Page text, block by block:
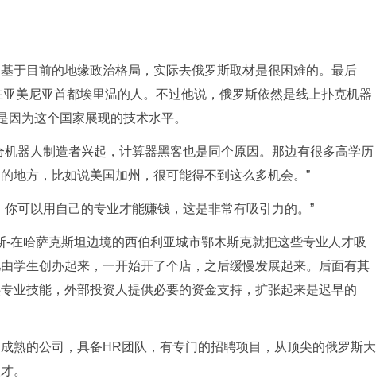
于目前的地缘政治格局，实际去俄罗斯取材是很困难的。最后
美尼亚首都埃里温的人。不过他说，俄罗斯依然是线上扑克机器
因为这个国家展现的技术水平。
器人制造者兴起，计算器黑客也是同个原因。那边有很多高学历
地方，比如说美国加州，很可能得不到这么多机会。”
可以用自己的专业才能赚钱，这是非常有吸引力的。”
在哈萨克斯坦边境的西伯利亚城市鄂木斯克就把这些专业人才吸
学生创办起来，一开始开了个店，之后缓慢发展起来。后面有其
业技能，外部投资人提供必要的资金支持，扩张起来是迟早的
熟的公司，具备HR团队，有专门的招聘项目，从顶尖的俄罗斯大
。